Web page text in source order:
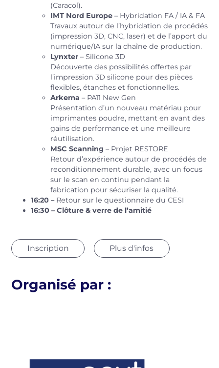
(Caracol).
IMT Nord Europe – Hybridation FA / IA & FA
Travaux autour de l’hybridation de procédés
(impression 3D, CNC, laser) et de l’apport du
numérique/IA sur la chaîne de production.
Lynxter – Silicone 3D
Découverte des possibilités offertes par
l’impression 3D silicone pour des pièces
flexibles, étanches et fonctionnelles.
Arkema – PA11 New Gen
Présentation d’un nouveau matériau pour
imprimantes poudre, mettant en avant des
gains de performance et une meilleure
réutilisation.
MSC Scanning – Projet RESTORE
Retour d’expérience autour de procédés de
reconditionnement durable, avec un focus
sur le scan en continu pendant la
fabrication pour sécuriser la qualité.
16:20 –Retour sur le questionnaire du CESI
16:30 – Clôture & verre de l’amitié
Inscription Plus d'infos
Organisé par :